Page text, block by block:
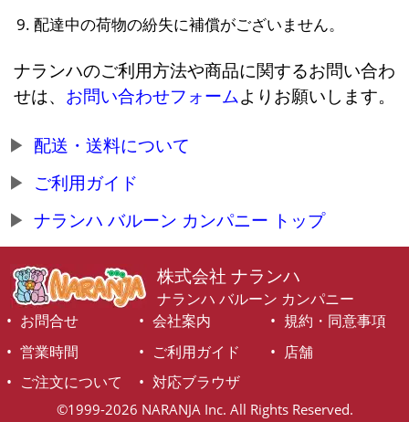
配達中の荷物の紛失に補償がございません。
ナランハのご利用方法や商品に関するお問い合わ
せは、 お問い合わせフォームよりお願いします。
配送・送料について
ご利用ガイド
ナランハ バルーン カンパニー トップ
株式会社 ナランハ
ナランハ バルーン カンパニー
お問合せ
会社案内
規約・同意事項
営業時間
ご利用ガイド
店舗
ご注文について
対応ブラウザ
©1999-2026 NARANJA Inc. All Rights Reserved.